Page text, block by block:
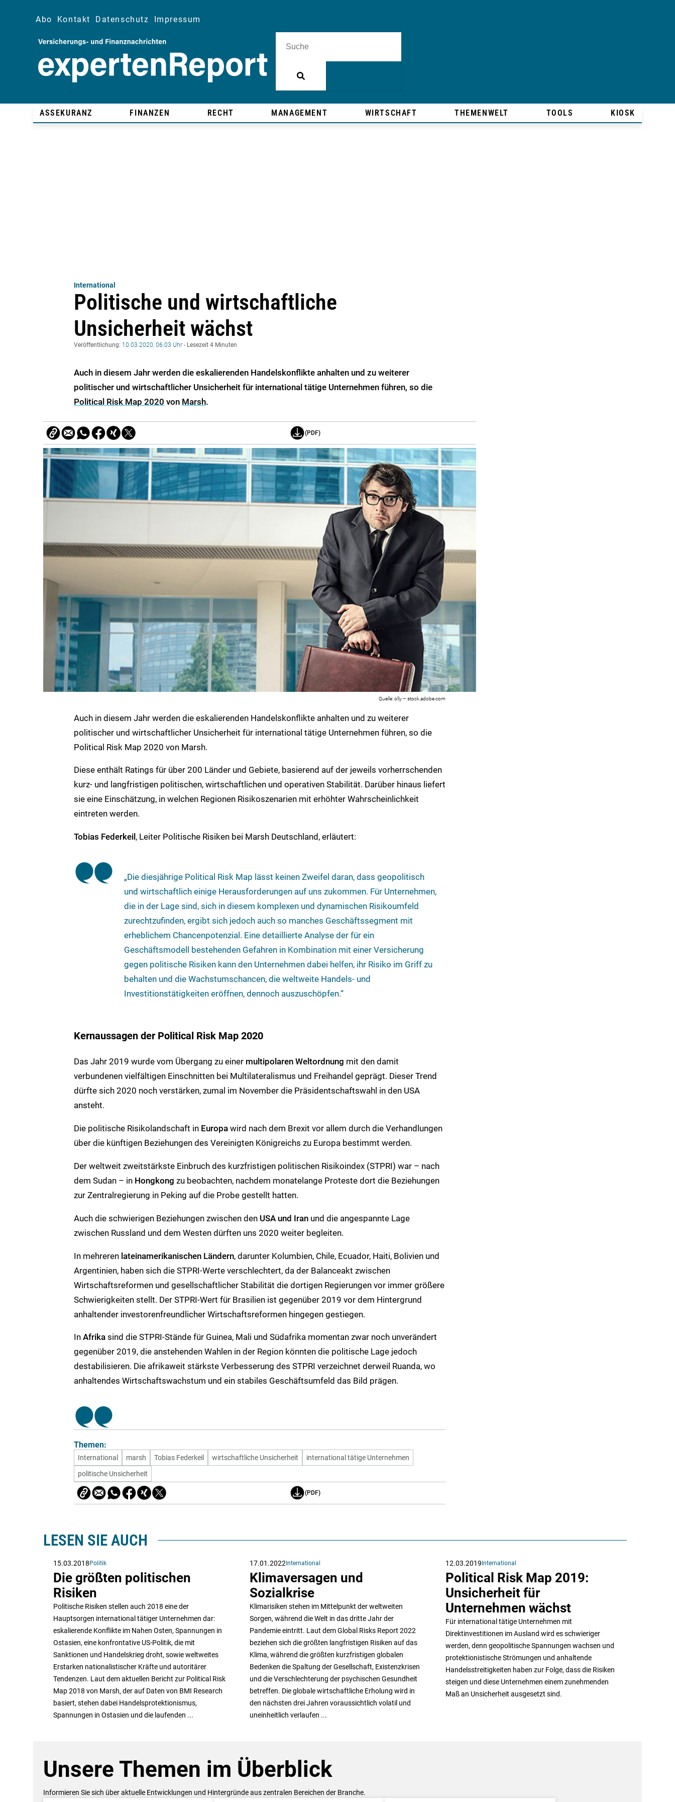
Abo Kontakt Datenschutz Impressum
ASSEKURANZ FINANZEN RECHT MANAGEMENT WIRTSCHAFT THEMENWELT TOOLS KIOSK
International
Politische und wirtschaftliche
Unsicherheit wächst
Veröffentlichung: 10.03.2020, 06:03 Uhr - Lesezeit 4 Minuten
Auch in diesem Jahr werden die eskalierenden Handelskonflikte anhalten und zu weiterer
politischer und wirtschaftlicher Unsicherheit für international tätige Unternehmen führen, so die
Political Risk Map 2020 von Marsh.
(PDF)
olly – stock.adobe.com
Auch in diesem Jahr werden die eskalierenden Handelskonflikte anhalten und zu weiterer
politischer und wirtschaftlicher Unsicherheit für international tätige Unternehmen führen, so die
Political Risk Map 2020 von Marsh.
Diese enthält Ratings für über 200 Länder und Gebiete, basierend auf der jeweils vorherrschenden
kurz- und langfristigen politischen, wirtschaftlichen und operativen Stabilität. Darüber hinaus liefert
sie eine Einschätzung, in welchen Regionen Risikoszenarien mit erhöhter Wahrscheinlichkeit
eintreten werden.
Tobias Federkeil , Leiter Politische Risiken bei Marsh Deutschland, erläutert:
„Die diesjährige Political Risk Map lässt keinen Zweifel daran, dass geopolitisch
und wirtschaftlich einige Herausforderungen auf uns zukommen. Für Unternehmen,
die in der Lage sind, sich in diesem komplexen und dynamischen Risikoumfeld
zurechtzufinden, ergibt sich jedoch auch so manches Geschäftssegment mit
erheblichem Chancenpotenzial. Eine detaillierte Analyse der für ein
Geschäftsmodell bestehenden Gefahren in Kombination mit einer Versicherung
gegen politische Risiken kann den Unternehmen dabei helfen, ihr Risiko im Griff zu
behalten und die Wachstumschancen, die weltweite Handels- und
Investitionstätigkeiten eröffnen, dennoch auszuschöpfen.“
Kernaussagen der Political Risk Map 2020
Das Jahr 2019 wurde vom Übergang zu einer multipolaren Weltordnung mit den damit
verbundenen vielfältigen Einschnitten bei Multilateralismus und Freihandel geprägt. Dieser Trend
dürfte sich 2020 noch verstärken, zumal im November die Präsidentschaftswahl in den USA
ansteht.
Die politische Risikolandschaft in Europa wird nach dem Brexit vor allem durch die Verhandlungen
über die künftigen Beziehungen des Vereinigten Königreichs zu Europa bestimmt werden.
Der weltweit zweitstärkste Einbruch des kurzfristigen politischen Risikoindex (STPRI) war – nach
dem Sudan – in Hongkong zu beobachten, nachdem monatelange Proteste dort die Beziehungen
zur Zentralregierung in Peking auf die Probe gestellt hatten.
Auch die schwierigen Beziehungen zwischen den USA und Iran und die angespannte Lage
zwischen Russland und dem Westen dürften uns 2020 weiter begleiten.
In mehreren lateinamerikanischen Ländern, darunter Kolumbien, Chile, Ecuador, Haiti, Bolivien und
Argentinien, haben sich die STPRI-Werte verschlechtert, da der Balanceakt zwischen
Wirtschaftsreformen und gesellschaftlicher Stabilität die dortigen Regierungen vor immer größere
Schwierigkeiten stellt. Der STPRI-Wert für Brasilien ist gegenüber 2019 vor dem Hintergrund
anhaltender investorenfreundlicher Wirtschaftsreformen hingegen gestiegen.
In Afrika sind die STPRI-Stände für Guinea, Mali und Südafrika momentan zwar noch unverändert
gegenüber 2019, die anstehenden Wahlen in der Region könnten die politische Lage jedoch
destabilisieren. Die afrikaweit stärkste Verbesserung des STPRI verzeichnet derweil Ruanda, wo
anhaltendes Wirtschaftswachstum und ein stabiles Geschäftsumfeld das Bild prägen.
Themen:
International marsh Tobias Federkeil wirtschaftliche Unsicherheit
international tätige Unternehmen
politische Unsicherheit
(PDF)
LESEN SIE AUCH
15.03.2018 Politik
Die größten politischen
Risiken
Politische Risiken stellen auch 2018 eine der
Hauptsorgen international tätiger Unternehmen dar:
eskalierende Konflikte im Nahen Osten, Spannungen in
Ostasien, eine konfrontative US-Politik, die mit
Sanktionen und Handelskrieg droht, sowie weltweites
Erstarken nationalistischer Kräfte und autoritärer
Tendenzen. Laut dem aktuellen Bericht zur Political Risk
Map 2018 von Marsh, der auf Daten von BMI Research
basiert, stehen dabei Handelsprotektionismus,
Spannungen in Ostasien und die laufenden ...
17.01.2022 International
Klimaversagen und
Sozialkrise
Klimarisiken stehen im Mittelpunkt der weltweiten
Sorgen, während die Welt in das dritte Jahr der
Pandemie eintritt. Laut dem Global Risks Report 2022
beziehen sich die größten langfristigen Risiken auf das
Klima, während die größten kurzfristigen globalen
Bedenken die Spaltung der Gesellschaft, Existenzkrisen
und die Verschlechterung der psychischen Gesundheit
betreffen. Die globale wirtschaftliche Erholung wird in
den nächsten drei Jahren voraussichtlich volatil und
uneinheitlich verlaufen ...
12.03.2019 International
Political Risk Map 2019:
Unsicherheit für
Unternehmen wächst
Für international tätige Unternehmen mit
Direktinvestitionen im Ausland wird es schwieriger
werden, denn geopolitische Spannungen wachsen und
protektionistische Strömungen und anhaltende
Handelsstreitigkeiten haben zur Folge, dass die Risiken
steigen und diese Unternehmen einem zunehmenden
Maß an Unsicherheit ausgesetzt sind.
Unsere Themen im Überblick
Informieren Sie sich über aktuelle Entwicklungen und Hintergründe aus zentralen Bereichen der Branche.